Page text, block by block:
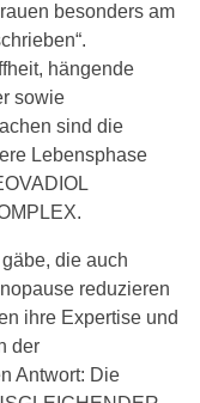
besonders am
hängende
sowie
sind die
Lebensphase
die auch
reduzieren
ihre Expertise und
der
Antwort: Die